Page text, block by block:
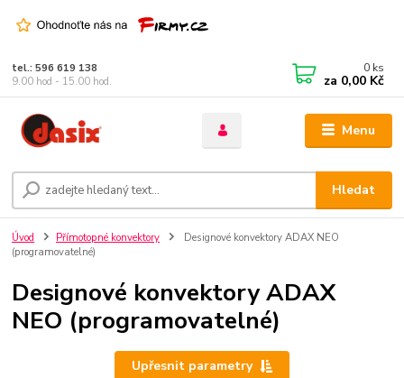
Menu
Hledat
tel.: 596 619 138
9.00 hod - 15.00 hod.
0 ks
za 0,00 Kč
Úvod Přímotopné konvektory
Designové konvektory ADAX NEO
(programovatelné)
Designové konvektory ADAX
NEO (programovatelné)
Upřesnit parametry